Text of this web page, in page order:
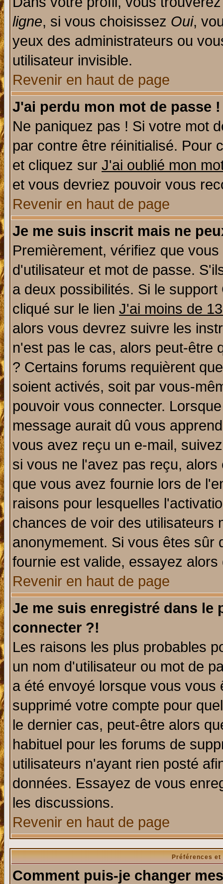
ligne, si vous choisissez Oui,
yeux des administrateurs ou
utilisateur invisible.
Revenir en haut de page
J'ai perdu mon mot de passe !
Ne paniquez pas ! Si votre mot
par contre être réinitialisé. Pour
et cliquez sur J'ai oublié mon
et vous devriez pouvoir vous
Revenir en haut de page
Je me suis inscrit mais ne
Premièrement, vérifiez que
d'utilisateur et mot de passe.
a deux possibilités. Si le
cliqué sur le lien J'ai moins de
alors vous devrez suivre les
n'est pas le cas, alors peut-être
? Certains forums requièrent
soient activés, soit par vous-
pouvoir vous connecter.
message aurait dû vous
vous avez reçu un e-mail,
si vous ne l'avez pas reçu,
que vous avez fournie lors de
raisons pour lesquelles
chances de voir des utilisateurs
anonymement. Si vous êtes sûr
fournie est valide, essayez
Revenir en haut de page
Je me suis enregistré dans le
connecter ?!
Les raisons les plus probables
un nom d'utilisateur ou mot de
a été envoyé lorsque vous
supprimé votre compte pour
le dernier cas, peut-être alors
habituel pour les forums de
utilisateurs n'ayant rien posté
données. Essayez de vous
les discussions.
Revenir en haut de page
Préférences
Comment puis-je changer